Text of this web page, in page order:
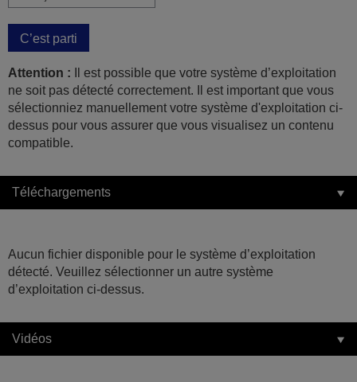
C’est parti
Attention : Il est possible que votre système d’exploitation
ne soit pas détecté correctement. Il est important que vous
sélectionniez manuellement votre système d'exploitation ci-
dessus pour vous assurer que vous visualisez un contenu
compatible.
Téléchargements
Aucun fichier disponible pour le système d’exploitation
détecté. Veuillez sélectionner un autre système
d’exploitation ci-dessus.
Vidéos